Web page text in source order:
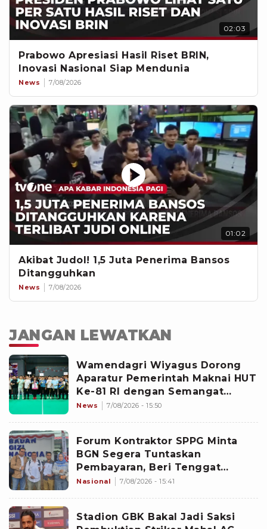
02:03
Prabowo Apresiasi Hasil Riset BRIN,
Inovasi Nasional Siap Mendunia
News 7/08/2026
01:02
Akibat Judol! 1,5 Juta Penerima Bansos
Ditangguhkan
News 7/08/2026
JANGAN LEWATKAN
Wamendagri Wiyagus Dorong
Aparatur Pemerintah Maknai HUT
Ke-81 RI dengan Semangat
Juang dan Sportivitas
News 7/08/2026 - 15:50
Forum Kontraktor SPPG Minta
BGN Segera Tuntaskan
Pembayaran, Beri Tenggat
hingga Agustus
Nasional 7/08/2026 - 15:41
Stadion GBK Bakal Jadi Saksi